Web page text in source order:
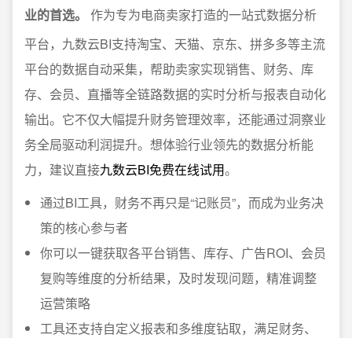
业的首选。
作为专为电商卖家打造的一站式数据分析
平台，九数云BI支持淘宝、天猫、京东、拼多多等主流
平台的数据自动采集，帮助卖家实现销售、财务、库
存、会员、直播等全链路数据的实时分析与报表自动化
输出。它不仅大幅提升财务管理效率，还能通过洞察业
务全局驱动利润提升。想体验行业领先的数据分析能
力，建议直接九数云BI免费在线试用。
通过BI工具，财务不再只是“记账员”，而成为业务决
策的核心参与者
你可以一键获取各平台销售、库存、广告ROI、会员
复购等维度的分析结果，及时发现问题，精准调整
运营策略
工具还支持自定义报表和多维度钻取，满足财务、